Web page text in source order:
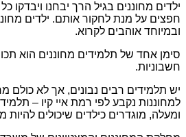
ילדים מחוננים בגיל הרך יבחנו ויבדקו
חפצים על מנת לחקור אותם. ילדים
ובמיוחד אוהבים לקרוא.
סימן אחד של תלמידים מחוננים הוא
חשבוניות.
יש תלמידים רבים נבונים, אך לא כולם
ומעלה, מוגדרים כילדים שיכולים להיות